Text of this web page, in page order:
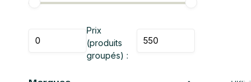
Prix
(produits
groupés) :